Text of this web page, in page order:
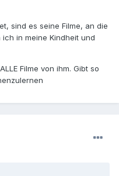
sind es seine Filme, an die
in meine Kindheit und
Filme von ihm. Gibt so